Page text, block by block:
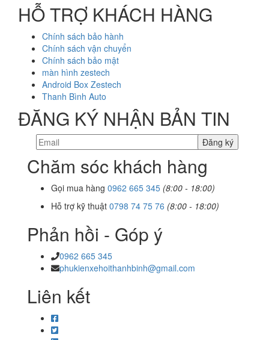
HỖ TRỢ KHÁCH HÀNG
Chính sách bảo hành
Chính sách vận chuyển
Chính sách bảo mật
màn hình zestech
Android Box Zestech
Thanh Bình Auto
ĐĂNG KÝ NHẬN BẢN TIN
Chăm sóc khách hàng
Gọi mua hàng 0962 665 345 (8:00 - 18:00)
Hỗ trợ kỹ thuật 0798 74 75 76 (8:00 - 18:00)
Phản hồi - Góp ý
0962 665 345
phukienxehoithanhbinh@gmail.com
Liên kết